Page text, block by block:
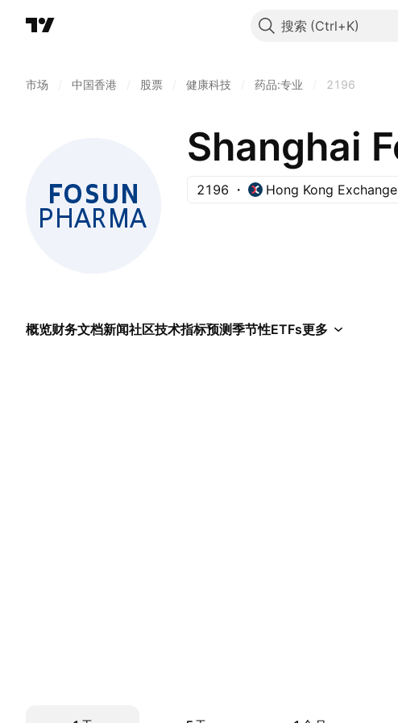
搜索
市场 中国香港 股票 健康科技 药品:专业 2196
2196 Hong Kong Exchange
概览财务文档新闻社区技术指标预测季节性ETFs更多